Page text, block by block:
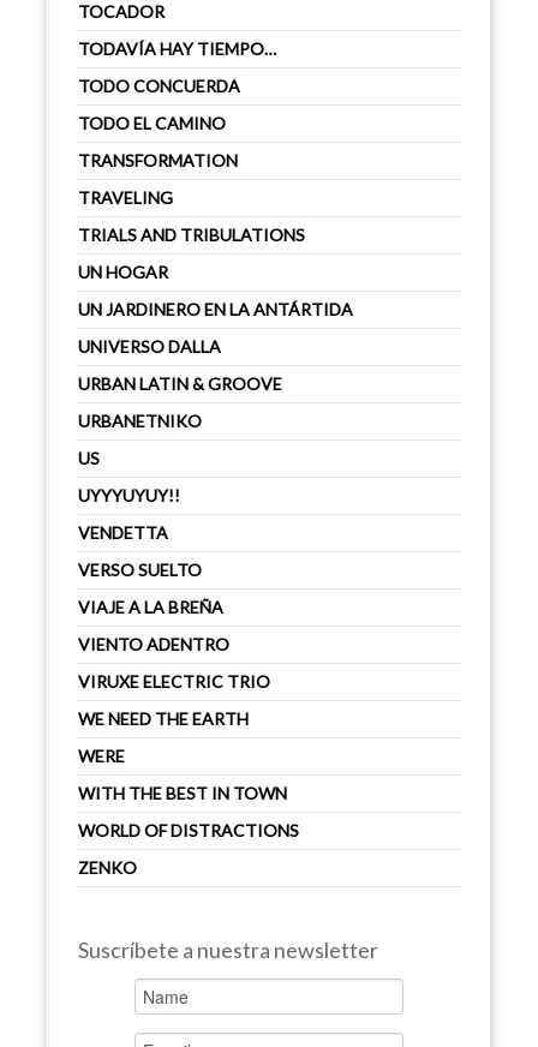
TOCADOR
TODAVÍA HAY TIEMPO…
TODO CONCUERDA
TODO EL CAMINO
TRANSFORMATION
TRAVELING
TRIALS AND TRIBULATIONS
UN HOGAR
UN JARDINERO EN LA ANTÁRTIDA
UNIVERSO DALLA
URBAN LATIN & GROOVE
URBANETNIKO
US
UYYYUYUY!!
VENDETTA
VERSO SUELTO
VIAJE A LA BREÑA
VIENTO ADENTRO
VIRUXE ELECTRIC TRIO
WE NEED THE EARTH
WERE
WITH THE BEST IN TOWN
WORLD OF DISTRACTIONS
ZENKO
Suscríbete a nuestra newsletter